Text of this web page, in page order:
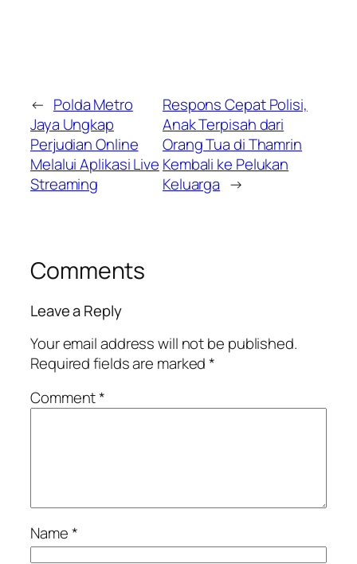
← Polda Metro
Jaya Ungkap
Perjudian Online
Melalui Aplikasi Live
Streaming
Respons Cepat Polisi,
Anak Terpisah dari
Orang Tua di Thamrin
Kembali ke Pelukan
Keluarga →
Comments
Leave a Reply
Your email address will not be published.
Required fields are marked*
Comment*
Name*